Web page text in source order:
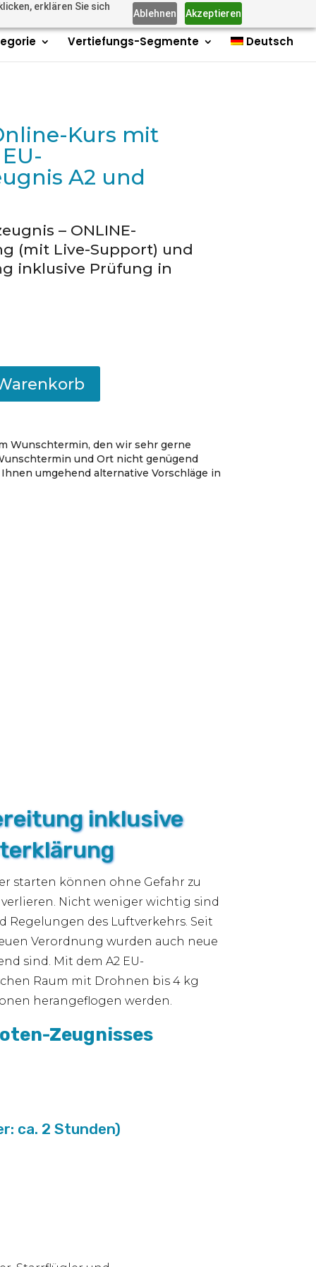
erklären Sie sich
Ablehnen Akzeptieren
Kontakt Impressum Über uns
Vertiefungs-Segmente Deutsch
Kurs mit
A2 und
– ONLINE-
(mit Live-Support) und
inklusive Prüfung in
Wunschtermin, den wir sehr gerne
und Ort nicht genügend
umgehend alternative Vorschläge in
inklusive
starten können ohne Gefahr zu
Nicht weniger wichtig sind
des Luftverkehrs. Seit
Verordnung wurden auch neue
sind. Mit dem A2 EU-
Raum mit Drohnen bis 4 kg
herangeflogen werden.
Zeugnisses
ca. 2 Stunden)